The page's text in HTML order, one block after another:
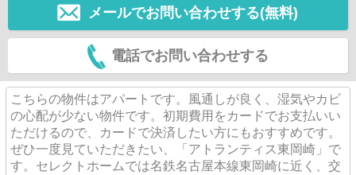
メールでお問い合わせする(無料)
電話でお問い合わせする
こちらの物件はアパートです。風通しが良く、湿気やカビ
の心配が少ない物件です。初期費用をカードでお支払いい
ただけるので、カードで決済したい方にもおすすめです。
ぜひ一度見ていただきたい、「アトランティス東岡崎」で
す。セレクトホームでは名鉄名古屋本線東岡崎に近く、交